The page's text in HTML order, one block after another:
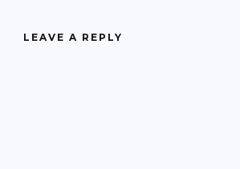
LEAVE A REPLY